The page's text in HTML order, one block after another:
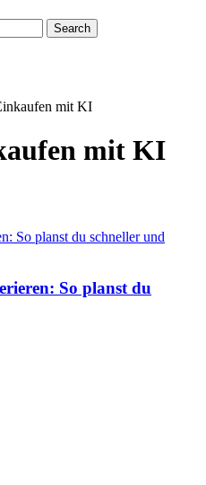
Search
mit KI
mit KI
So planst du